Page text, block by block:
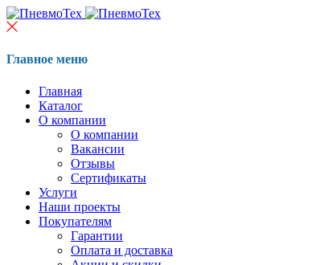
Главное меню
Главная
Каталог
О компании
О компании
Вакансии
Отзывы
Сертификаты
Услуги
Наши проекты
Покупателям
Гарантии
Оплата и доставка